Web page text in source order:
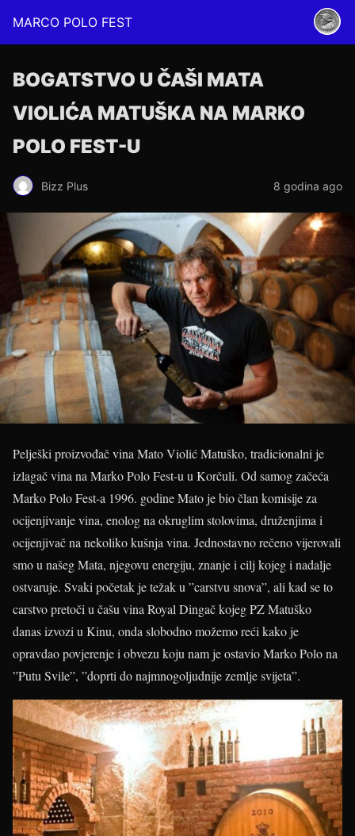
MARCO POLO FEST
BOGATSTVO U ČAŠI MATA
VIOLIĆA MATUŠKA NA MARKO
POLO FEST-U
Bizz Plus 8 godina ago
Pelješki proizvođač vina Mato Violić Matuško, tradicionalni je
izlagač vina na Marko Polo Fest-u u Korčuli. Od samog začeća
Marko Polo Fest-a 1996. godine Mato je bio član komisije za
ocijenjivanje vina, enolog na okruglim stolovima, druženjima i
ocijenjivač na nekoliko kušnja vina. Jednostavno rečeno vijerovali
smo u našeg Mata, njegovu energiju, znanje i cilj kojeg i nadalje
ostvaruje. Svaki početak je težak u ”carstvu snova”, ali kad se to
carstvo pretoči u čašu vina Royal Dingač kojeg PZ Matuško
danas izvozi u Kinu, onda slobodno možemo reći kako je
opravdao povjerenje i obvezu koju nam je ostavio Marko Polo na
”Putu Svile”, ”doprti do najmnogoljudnije zemlje svijeta”.